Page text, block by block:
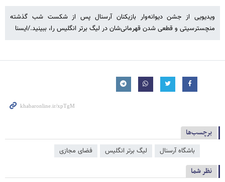
ویدیویی از جشن دیوانه‌وار بازیکنان آرسنال پس از شکست شب گذشته
منچسترسیتی و قطعی شدن قهرمانی‌شان در لیگ برتر انگلیس را، ببینید./ایسنا
برچسب‌ها
باشگاه آرسنال لیگ برتر انگلیس فضای مجازی
نظر شما